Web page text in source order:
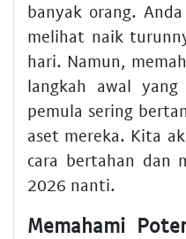
banyak orang.
melihat naik
hari. Namun,
langkah awal
pemula sering
aset mereka. Kita
cara bertahan dan
2026 nanti.
Memahami